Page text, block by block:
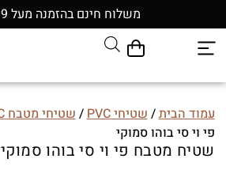
משלוח חינם בהזמנה מעל 399 ש״ח!
עמוד הבית/שטיחי PVC /שטיחי מטבח PVC
פי וי סי בוהו סמוקי
שטיח מטבח פי וי סי בוהו סמוקי